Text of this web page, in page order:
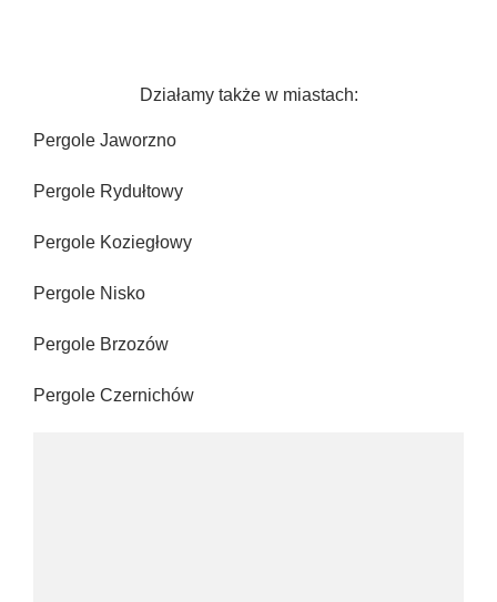
Działamy także w miastach:
Pergole Jaworzno
Pergole Rydułtowy
Pergole Koziegłowy
Pergole Nisko
Pergole Brzozów
Pergole Czernichów